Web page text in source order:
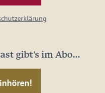
gibt's im Abo...